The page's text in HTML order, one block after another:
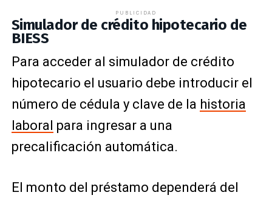
PUBLICIDAD
Simulador de crédito hipotecario de
BIESS
Para acceder al simulador de crédito
hipotecario el usuario debe introducir el
número de cédula y clave de la historia
laboral para ingresar a una
precalificación automática.
El monto del préstamo dependerá del